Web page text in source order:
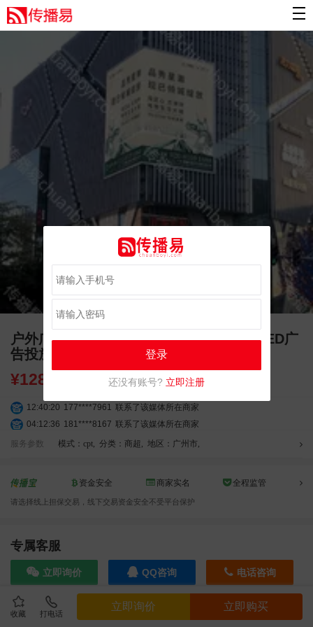
收藏 打电话
立即询价 立即购买
户外广告 广州江南西富力海珠城海珠区-LED广
告投放
¥128000.00
12:40:20 177****7961 联系了该媒体所在商家
04:12:36 181****8167 联系了该媒体所在商家
04:16:44 181****0078
联系了该媒体所在商家
02:32:27
176****3456
联系了该媒体所在商家
11:44:28
08:36:41 191****0991 联系了该媒体所在商家
05:24:34 186****8762
联系了该媒体所在商家
166****9198 联系了该媒体所在商家
05:17:23
182****1341 联系了该媒体所在商家
服务参数 模式：cpt, 分类：商超 , 地区：广州市,
资金安全 商家实名 全程监管
请选择线上担保交易，线下交易资金安全不受平台保护
专属客服
立即询价 QQ咨询 电话咨询
效果截图
登录
还没有账号? 立即注册